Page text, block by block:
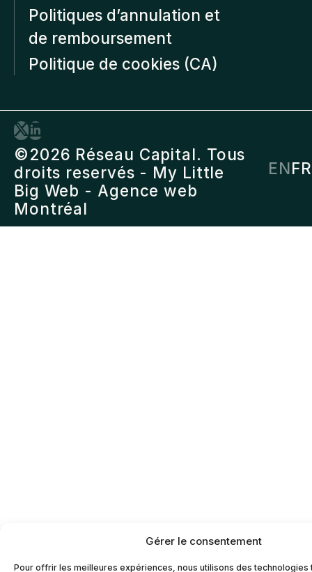
Gérer le consentement
Pour offrir les meilleures expériences, nous utilisons des technologies
Politiques d’annulation et
de remboursement
Politique de cookies (CA)
©2026 Réseau Capital. Tous
droits reservés - My Little
Big Web - Agence web
Montréal
ENFR